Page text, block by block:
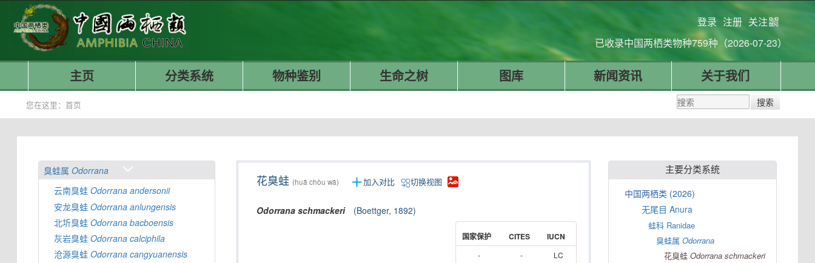
登录 注册 关注
已收录中国两栖类物种759种（2026-07-23）
主页 分类系统 物种鉴别 生命之树 图库 新闻资讯 关于我们
您在这里：首页
臭蛙属Odorrana
云南臭蛙Odorrana andersonii
安龙臭蛙Odorrana anlungensis
北圻臭蛙Odorrana bacboensis
灰岩臭蛙Odorrana calciphila
沧源臭蛙Odorrana cangyuanensis
花臭蛙 (huā chòu wā) 加入对比 切换视图
Odorrana schmackeri (Boettger, 1892)
国家保护 CITES IUCN
- - LC
主要分类系统
中国两栖类 (2026)
无尾目 Anura
蛙科 Ranidae
臭蛙属Odorrana
花臭蛙Odorrana schmackeri